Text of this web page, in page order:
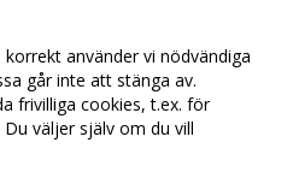
använder vi nödvändiga
går inte att stänga av.
frivilliga cookies, t.ex. för
väljer själv om du vill